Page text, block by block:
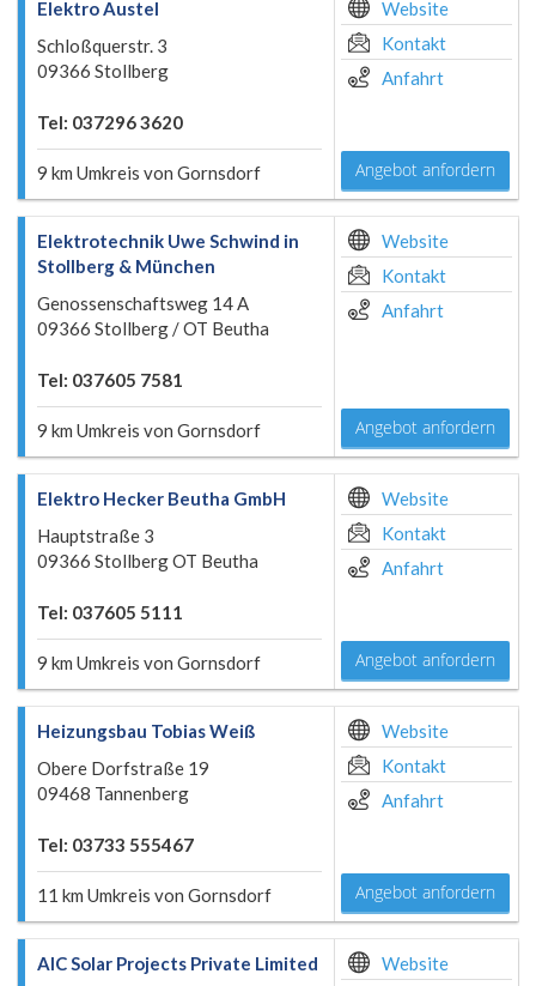
Elektro Austel
Schloßquerstr. 3
09366 Stollberg
Tel: 037296 3620
9 km Umkreis von Gornsdorf
Website
Kontakt
Anfahrt
Angebot anfordern
Elektrotechnik Uwe Schwind in
Stollberg & München
Genossenschaftsweg 14 A
09366 Stollberg / OT Beutha
Tel: 037605 7581
9 km Umkreis von Gornsdorf
Website
Kontakt
Anfahrt
Angebot anfordern
Elektro Hecker Beutha GmbH
Hauptstraße 3
09366 Stollberg OT Beutha
Tel: 037605 5111
9 km Umkreis von Gornsdorf
Website
Kontakt
Anfahrt
Angebot anfordern
Heizungsbau Tobias Weiß
Obere Dorfstraße 19
09468 Tannenberg
Tel: 03733 555467
11 km Umkreis von Gornsdorf
Website
Kontakt
Anfahrt
Angebot anfordern
AIC Solar Projects Private Limited
Website